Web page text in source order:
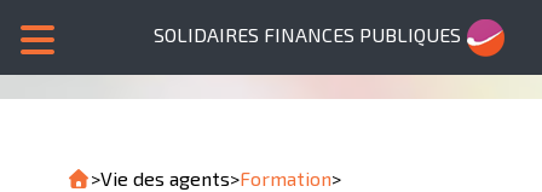
SOLIDAIRES FINANCES PUBLIQUES
>Vie des agents>Formation>